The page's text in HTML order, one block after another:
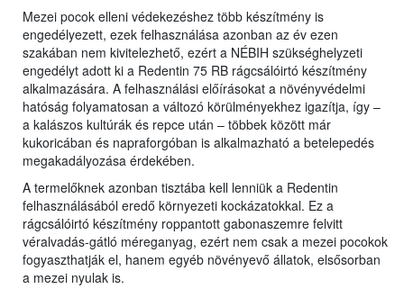
Mezei pocok elleni védekezéshez több készítmény is
engedélyezett, ezek felhasználása azonban az év ezen
szakában nem kivitelezhető, ezért a NÉBIH szükséghelyzeti
engedélyt adott ki a Redentin 75 RB rágcsálóirtó készítmény
alkalmazására. A felhasználási előírásokat a növényvédelmi
hatóság folyamatosan a változó körülményekhez igazítja, így –
a kalászos kultúrák és repce után – többek között már
kukoricában és napraforgóban is alkalmazható a betelepedés
megakadályozása érdekében.
A termelőknek azonban tisztába kell lenniük a Redentin
felhasználásából eredő környezeti kockázatokkal. Ez a
rágcsálóirtó készítmény roppantott gabonaszemre felvitt
véralvadás-gátló méreganyag, ezért nem csak a mezei pocokok
fogyaszthatják el, hanem egyéb növényevő állatok, elsősorban
a mezei nyulak is.